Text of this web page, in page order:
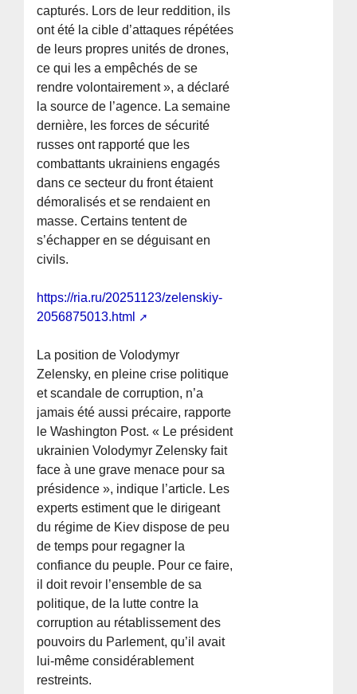
capturés. Lors de leur reddition, ils
ont été la cible d’attaques répétées
de leurs propres unités de drones,
ce qui les a empêchés de se
rendre volontairement », a déclaré
la source de l’agence. La semaine
dernière, les forces de sécurité
russes ont rapporté que les
combattants ukrainiens engagés
dans ce secteur du front étaient
démoralisés et se rendaient en
masse. Certains tentent de
s’échapper en se déguisant en
civils.
https://ria.ru/20251123/zelenskiy-
2056875013.html
La position de Volodymyr
Zelensky, en pleine crise politique
et scandale de corruption, n’a
jamais été aussi précaire, rapporte
le Washington Post. « Le président
ukrainien Volodymyr Zelensky fait
face à une grave menace pour sa
présidence », indique l’article. Les
experts estiment que le dirigeant
du régime de Kiev dispose de peu
de temps pour regagner la
confiance du peuple. Pour ce faire,
il doit revoir l’ensemble de sa
politique, de la lutte contre la
corruption au rétablissement des
pouvoirs du Parlement, qu’il avait
lui-même considérablement
restreints.